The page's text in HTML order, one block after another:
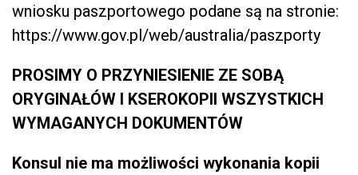
wniosku paszportowego podane są na stronie:
https://www.gov.pl/web/australia/paszporty
PROSIMY O PRZYNIESIENIE ZE SOBĄ
ORYGINAŁÓW I KSEROKOPII WSZYSTKICH
WYMAGANYCH DOKUMENTÓW
Konsul nie ma możliwości wykonania kopii